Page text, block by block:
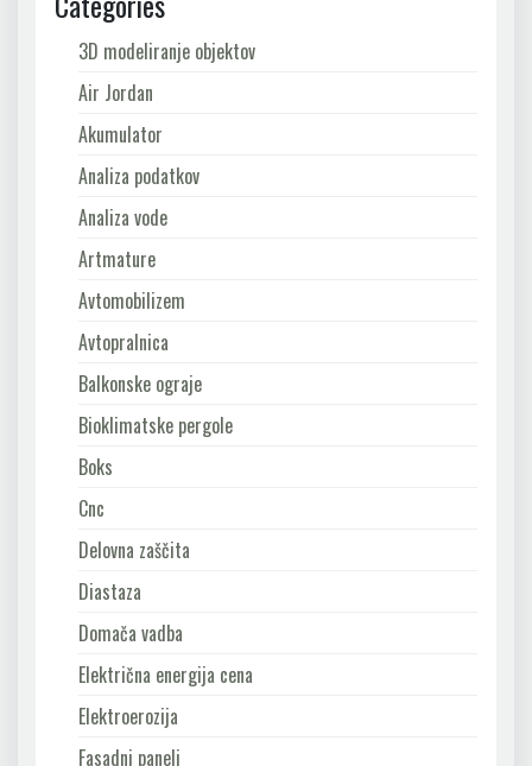
3D modeliranje objektov
Air Jordan
Akumulator
Analiza podatkov
Analiza vode
Artmature
Avtomobilizem
Avtopralnica
Balkonske ograje
Bioklimatske pergole
Boks
Cnc
Delovna zaščita
Diastaza
Domača vadba
Električna energija cena
Elektroerozija
Fasadni paneli